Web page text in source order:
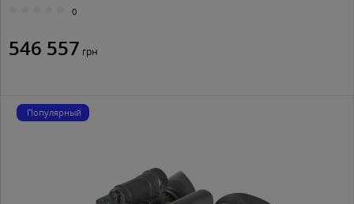
0
546 557 грн
Популярный